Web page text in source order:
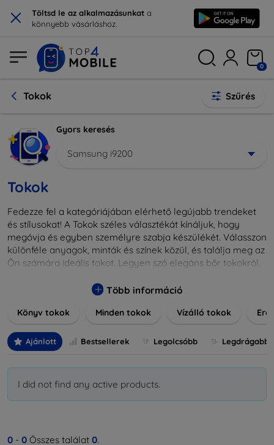
× Töltsd le az alkalmazásunkat a
könnyebb vásárláshoz.
0
Tokok Szűrés
Gyors keresés
Samsung i9200
Tokok
Fedezze fel a kategóriájában elérhető legújabb trendeket
és stílusokat! A Tokok széles választékát kínáljuk, hogy
megóvja és egyben személyre szabja készülékét. Válasszon
különféle anyagok, minták és színek közül, és találja meg az
Ön számára ideális tokot. Legyen szó elegáns bőr tokokról,
nálunk mindenki megtalálja a stílusához leginkább illő
különlegesebbé eszközeit a tökéletes tokkal!
Több információ
Könyv tokok Minden tokok Vízálló tokok
Ajánlott Bestsellerek Legolcsóbb Legdrágabb
I did not find any active products.
0 - 0 Összes találat 0.